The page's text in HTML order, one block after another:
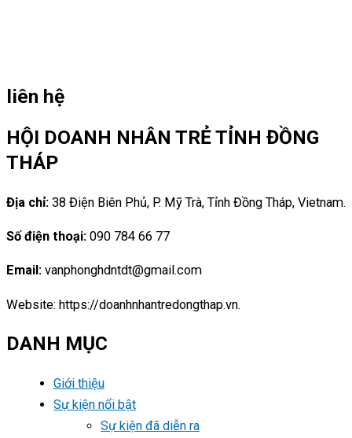
liên hệ
HỘI DOANH NHÂN TRẺ TỈNH ĐỒNG
THÁP
Địa chỉ: 38 Điện Biên Phủ, P. Mỹ Trà, Tỉnh Đồng Tháp, Vietnam.
Số điện thoại: 090 784 66 77
Email: vanphonghdntdt@gmail.com
Website: https://doanhnhantredongthap.vn.
DANH MỤC
Giới thiệu
Sự kiện nổi bật
Sự kiện đã diễn ra